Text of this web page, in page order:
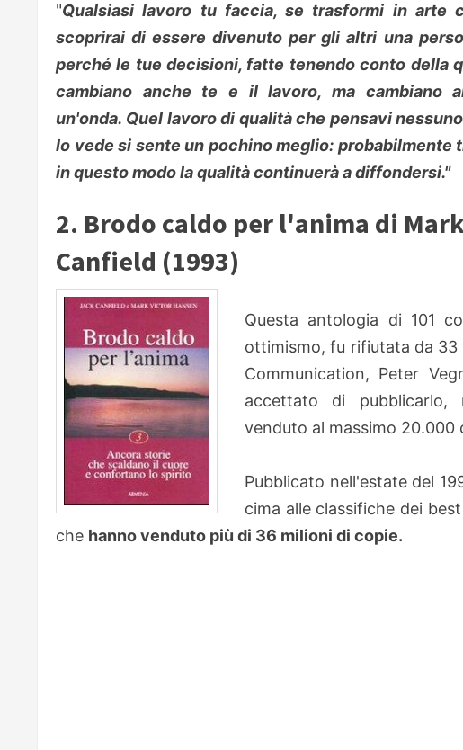
"Qualsiasi lavoro tu faccia, se trasformi in arte
scoprirai di essere divenuto per gli altri una
perché le tue decisioni, fatte tenendo conto della
cambiano anche te e il lavoro, ma cambiano
un'onda. Quel lavoro di qualità che pensavi
lo vede si sente un pochino meglio: probabilmente
in questo modo la qualità continuerà a diffondersi."
2. Brodo caldo per l'anima di
Canfield (1993)
Questa antologia di 101
ottimismo, fu rifiutata da 33
Communication, Peter
accettato di pubblicarlo,
venduto al massimo 20.000
Pubblicato nell'estate del
cima alle classifiche dei
che hanno venduto più di 36 milioni di copie.